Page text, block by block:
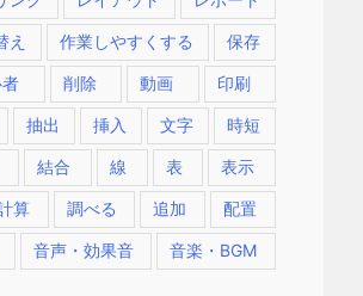
え 作業しやすくする 保存
削除 動画 印刷
抽出 挿入 文字 時短
結合 線 表 表示
算 調べる 追加 配置
音声・効果音 音楽・BGM